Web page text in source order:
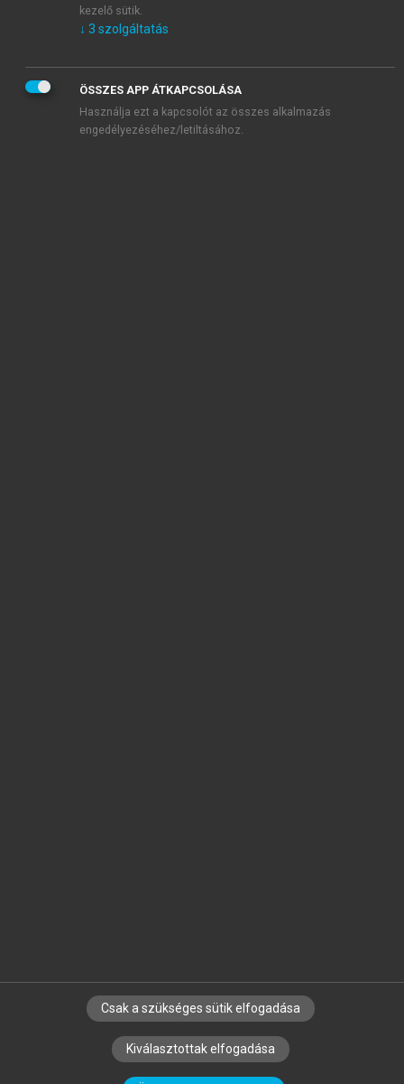
KIPRÓBÁLOM
SZERZŐKNEK CÉGEKNEK KÖNYVTÁROSOKNAK
SZERKESZTÉSI ÉS LEKTORÁLÁSI ALAPELVEK
kezelő sütik.
↓ 3 szolgáltatás
ÖSSZES APP ÁTKAPCSOLÁSA
Használja ezt a kapcsolót az összes alkalmazás
engedélyezéséhez/letiltásához.
Csak a szükséges sütik elfogadása
Kiválasztottak elfogadása